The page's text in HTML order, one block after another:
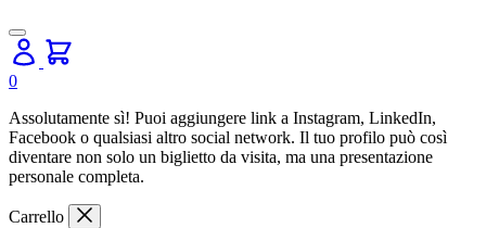
0
Assolutamente sì! Puoi aggiungere link a Instagram, LinkedIn,
Facebook o qualsiasi altro social network. Il tuo profilo può così
diventare non solo un biglietto da visita, ma una presentazione
personale completa.
Carrello